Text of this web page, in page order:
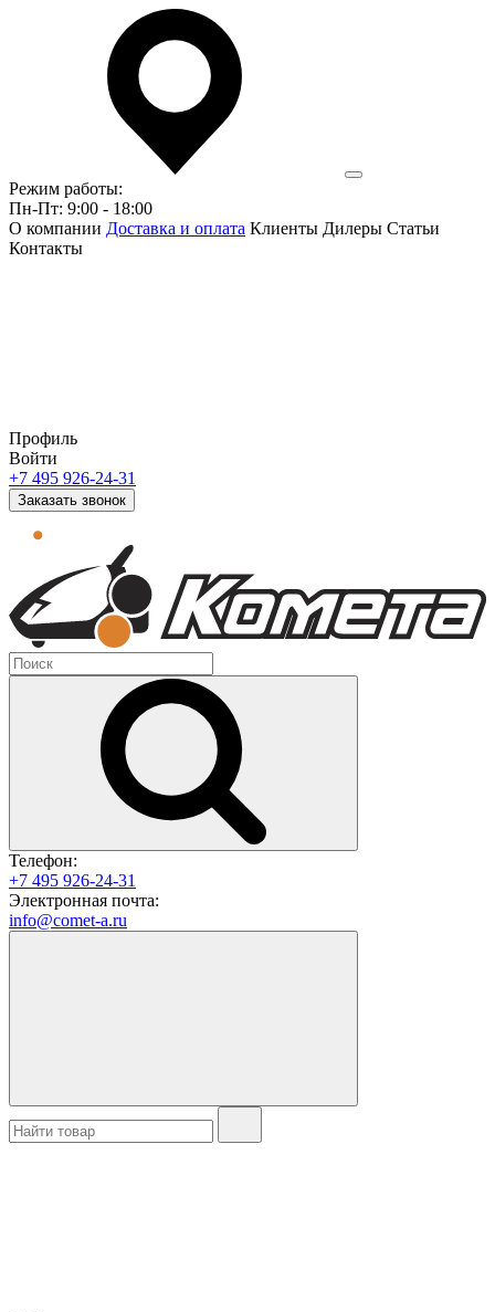
Режим работы:
Пн-Пт: 9:00 - 18:00
О компании Доставка и оплата Клиенты Дилеры Статьи
Контакты
Профиль
Войти
+7 495 926-24-31
Заказать звонок
Телефон:
+7 495 926-24-31
Электронная почта:
info@comet-a.ru